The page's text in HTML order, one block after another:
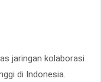
jaringan kolaborasi
di Indonesia.